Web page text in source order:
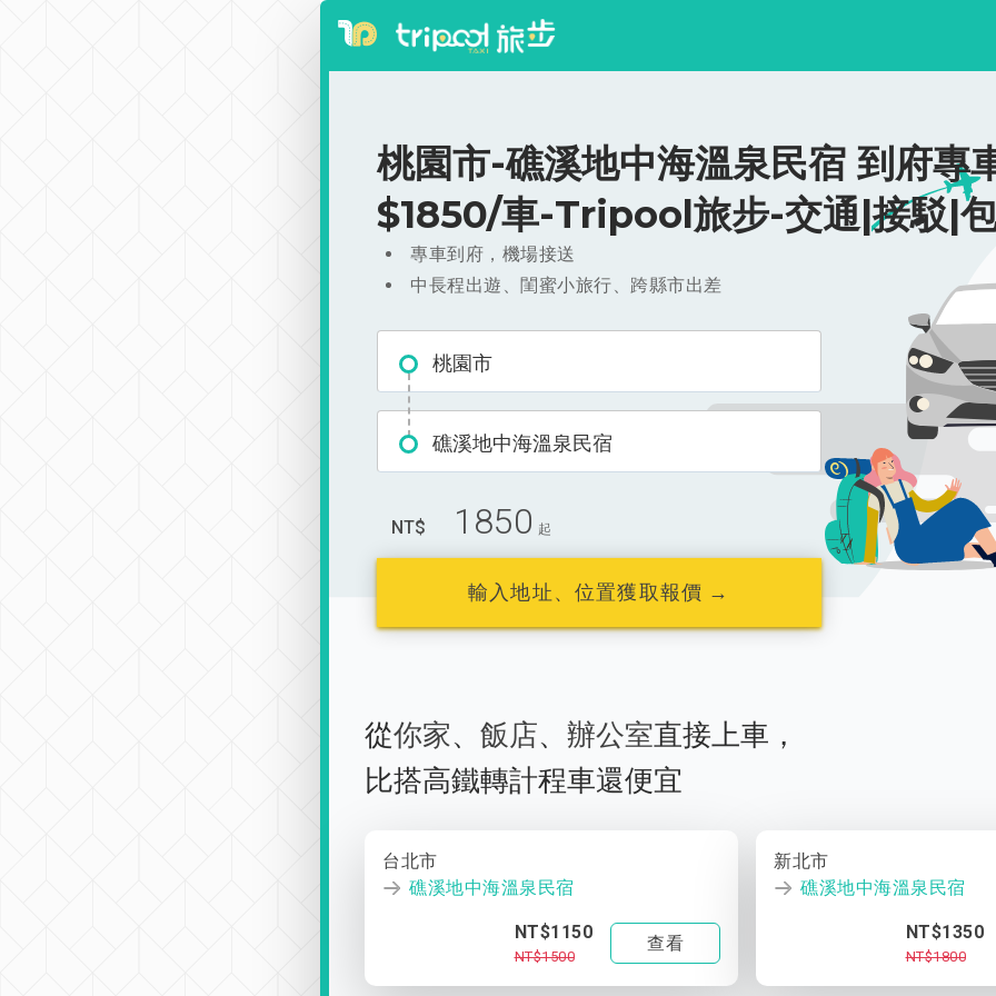
桃園市-礁溪地中海溫泉民宿 到府專
$1850/車-Tripool旅步-交通|接駁|
專車到府，機場接送
中長程出遊、閨蜜小旅行、跨縣市出差
桃園市
礁溪地中海溫泉民宿
NT$ 1850 起
輸入地址、位置獲取報價 →
從你家、 飯店、 辦公室直接上車，
比搭高鐵轉計程車還便宜
台北市
礁溪地中海溫泉民宿
NT$1150
NT$1500
查看
新北市
礁溪地中海溫泉民宿
NT$1350
NT$1800